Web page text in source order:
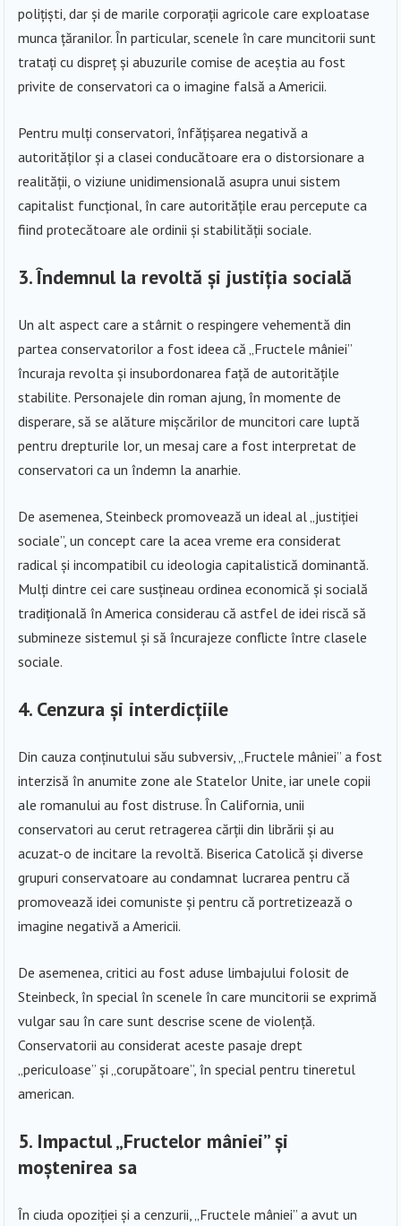
polițiști, dar și de marile corporații agricole care exploatase
munca țăranilor. În particular, scenele în care muncitorii sunt
tratați cu dispreț și abuzurile comise de aceștia au fost
privite de conservatori ca o imagine falsă a Americii.
Pentru mulți conservatori, înfățișarea negativă a
autorităților și a clasei conducătoare era o distorsionare a
realității, o viziune unidimensională asupra unui sistem
capitalist funcțional, în care autoritățile erau percepute ca
fiind protecătoare ale ordinii și stabilității sociale.
3. Îndemnul la revoltă și justiția socială
Un alt aspect care a stârnit o respingere vehementă din
partea conservatorilor a fost ideea că „Fructele mâniei”
încuraja revolta și insubordonarea față de autoritățile
stabilite. Personajele din roman ajung, în momente de
disperare, să se alăture mișcărilor de muncitori care luptă
pentru drepturile lor, un mesaj care a fost interpretat de
conservatori ca un îndemn la anarhie.
De asemenea, Steinbeck promovează un ideal al „justiției
sociale”, un concept care la acea vreme era considerat
radical și incompatibil cu ideologia capitalistică dominantă.
Mulți dintre cei care susțineau ordinea economică și socială
tradițională în America considerau că astfel de idei riscă să
submineze sistemul și să încurajeze conflicte între clasele
sociale.
4. Cenzura și interdicțiile
Din cauza conținutului său subversiv, „Fructele mâniei” a fost
interzisă în anumite zone ale Statelor Unite, iar unele copii
ale romanului au fost distruse. În California, unii
conservatori au cerut retragerea cărții din librării și au
acuzat-o de incitare la revoltă. Biserica Catolică și diverse
grupuri conservatoare au condamnat lucrarea pentru că
promovează idei comuniste și pentru că portretizează o
imagine negativă a Americii.
De asemenea, critici au fost aduse limbajului folosit de
Steinbeck, în special în scenele în care muncitorii se exprimă
vulgar sau în care sunt descrise scene de violență.
Conservatorii au considerat aceste pasaje drept
„periculoase” și „corupătoare”, în special pentru tineretul
american.
5. Impactul „Fructelor mâniei” și
moștenirea sa
În ciuda opoziției și a cenzurii, „Fructele mâniei” a avut un